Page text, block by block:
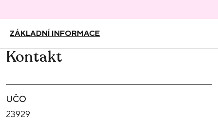
ZÁKLADNÍ INFORMACE
Kontakt
UČO
23929